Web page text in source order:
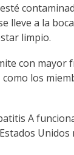
lleve a la
limpio.
con mayor
los
A
Unidos